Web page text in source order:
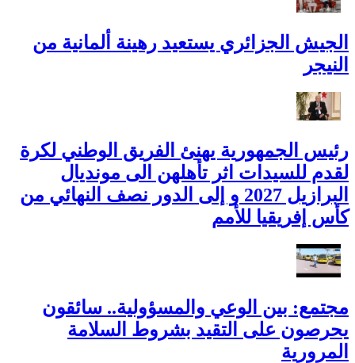
الجيش الجزائري يستعيد رهينة ألمانية من
النيجر
رئيس الجمهورية يهنئ الفريق الوطني لكرة
لقدم للسيدات اثر تأهلهن الى مونديال
البرازيل 2027 و إلى الدور نصف النهائي من
كأس إفريقيا للأمم
مجتمع: بين الوعي والمسؤولية.. سائقون
يحرصون على التقيد بشروط السلامة
المرورية